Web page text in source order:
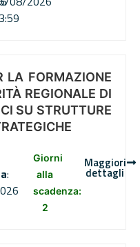
LA FORMAZIONE
REGIONALE DI
SU STRUTTURE
:
Giorni
alla
scadenza:
2
Maggiori
dettagli